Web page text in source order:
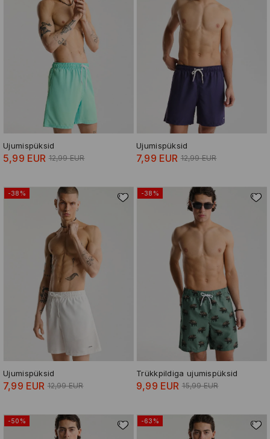
Ujumispüksid
5,99 EUR 12,99 EUR
Ujumispüksid
7,99 EUR 12,99 EUR
-38%
Ujumispüksid
7,99 EUR 12,99 EUR
-38%
Trükkpildiga ujumispüksid
9,99 EUR 15,99 EUR
-50% -63%